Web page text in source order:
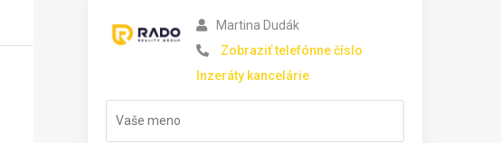
Martina Dudák
Zobraziť telefónne číslo
Inzeráty kancelárie